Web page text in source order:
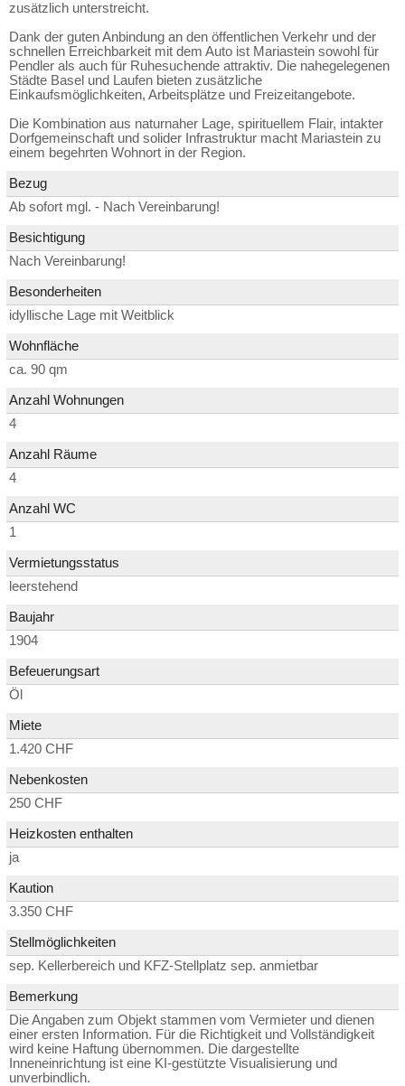
zusätzlich unterstreicht.
Dank der guten Anbindung an den öffentlichen Verkehr und der
schnellen Erreichbarkeit mit dem Auto ist Mariastein sowohl für
Pendler als auch für Ruhesuchende attraktiv. Die nahegelegenen
Städte Basel und Laufen bieten zusätzliche
Einkaufsmöglichkeiten, Arbeitsplätze und Freizeitangebote.
Die Kombination aus naturnaher Lage, spirituellem Flair, intakter
Dorfgemeinschaft und solider Infrastruktur macht Mariastein zu
einem begehrten Wohnort in der Region.
Bezug
Ab sofort mgl. - Nach Vereinbarung!
Besichtigung
Nach Vereinbarung!
Besonderheiten
idyllische Lage mit Weitblick
Wohnfläche
ca. 90 qm
Anzahl Wohnungen
4
Anzahl Räume
4
Anzahl WC
1
Vermietungsstatus
leerstehend
Baujahr
1904
Befeuerungsart
Öl
Miete
1.420 CHF
Nebenkosten
250 CHF
Heizkosten enthalten
ja
Kaution
3.350 CHF
Stellmöglichkeiten
sep. Kellerbereich und KFZ-Stellplatz sep. anmietbar
Bemerkung
Die Angaben zum Objekt stammen vom Vermieter und dienen
einer ersten Information. Für die Richtigkeit und Vollständigkeit
wird keine Haftung übernommen. Die dargestellte
Inneneinrichtung ist eine KI-gestützte Visualisierung und
unverbindlich.